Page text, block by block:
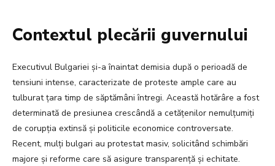
Contextul plecării guvernului
Executivul Bulgariei și-a înaintat demisia după o perioadă de
tensiuni intense, caracterizate de proteste ample care au
tulburat țara timp de săptămâni întregi. Această hotărâre a fost
determinată de presiunea crescândă a cetățenilor nemulțumiți
de corupția extinsă și politicile economice controversate.
Recent, mulți bulgari au protestat masiv, solicitând schimbări
majore și reforme care să asigure transparență și echitate.